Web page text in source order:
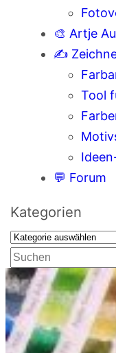
🎨 Artje
✍️
Tool
💬 Forum
Kategorien
S
u
c
h
e